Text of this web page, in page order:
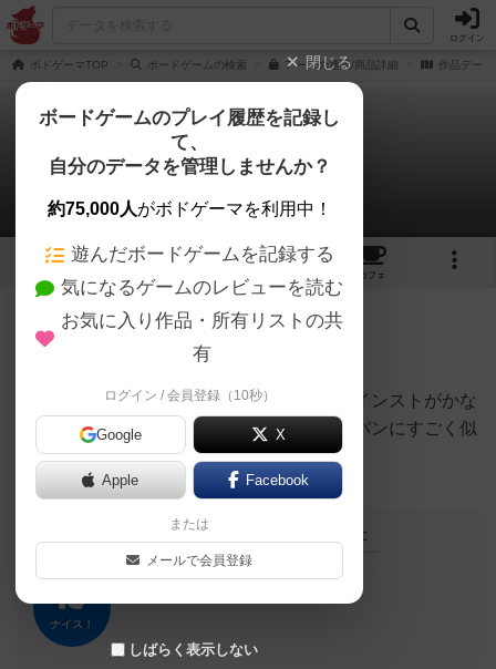
ログイン
ボドゲーマTOP ボードゲームの検索 アースの通販/商品詳細 作品データ
アース
唐揚げハンバーグさんのレビュー
12 21
カフェ
361名 0名 0 約3年前
考えることが多く、自分は不得意でした。インストがかな
り長いゲームです。ゲーム性はウイングスパンにすごく似
てます。
この投稿に0 しました
ナイス！
閉じる
ボードゲームのプレイ履歴を記録し
て、
自分のデータを管理しませんか？
約75,000人がボドゲーマを利用中！
遊んだボードゲームを記録する
気になるゲームのレビューを読む
お気に入り作品・所有リストの共
有
ログイン / 会員登録（10秒）
Google X
Apple Facebook
または
メールで会員登録
しばらく表示しない